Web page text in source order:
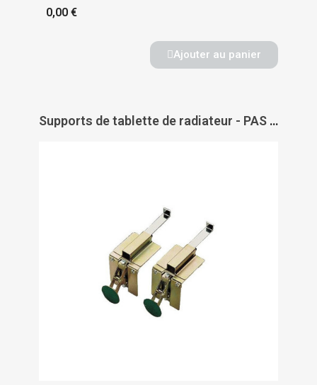
0,00 €
Ajouter au panier
Supports de tablette de radiateur - PAS DE MARQUE